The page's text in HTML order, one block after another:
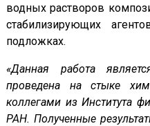
водных растворов
стабилизирующих
подложках.
«Данная работа
проведена на стыке
коллегами из Института
РАН. Полученные